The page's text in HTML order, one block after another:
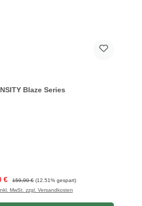
Blaze Series
€ Regulärer Preis:
159,90 € (12.51% gespart)
MwSt. zzgl. Versandkosten